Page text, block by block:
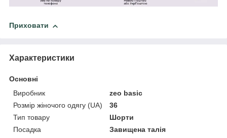
Приховати
Характеристики
Основні
Виробник
zeo basic
Розмір жіночого одягу (UA)
36
Тип товару
Шорти
Посадка
Завищена талія